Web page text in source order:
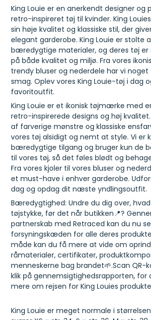
King Louie er en anerkendt designer og
retro-inspireret tøj til kvinder. King
sin høje kvalitet og klassiske stil, der
elegant garderobe. King Louie er stolte
bæredygtige materialer, og deres tøj er
på både kvalitet og miljø. Fra vores
trendy bluser og nederdele har vi
smag. Oplev vores King Louie-tøj i dag
favoritoutfit.
King Louie er et ikonisk tøjmærke med
retro-inspirerede designs og høj
af farverige mønstre og klassiske
vores tøj alsidigt og nemt at style. Vi er
bæredygtige tilgang og bruger kun de
til vores tøj, så det føles blødt og
Fra vores kjoler til vores bluser og
et must-have i enhver garderobe.
dag og opdag dit næste yndlingsoutfit.
Bæredygtighed: Undre du dig over,
tøjstykke, før det når butikken📍?
partnerskab med Retraced kan du nu
forsyningskæden for alle deres
måde kan du få mere at vide om
råmaterialer, certifikater,
menneskerne bag brandet🌱.Scan QR-
klik på gennemsigtighedsrapporten, for
mere om rejsen for King Louies
King Louie er meget normale i